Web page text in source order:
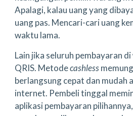
Apalagi, kalau uang yang
uang pas. Mencari-cari uang
waktu lama.
Lain jika seluruh pembayaran
QRIS. Metodecashless
berlangsung cepat dan mudah
internet. Pembeli tinggal
aplikasi pembayaran